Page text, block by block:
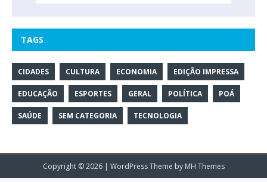
TAGS
CIDADES CULTURA ECONOMIA EDIÇÃO IMPRESSA
EDUCAÇÃO ESPORTES GERAL POLÍTICA POÁ
SAÚDE SEM CATEGORIA TECNOLOGIA
Copyright © 2026 | WordPress Theme by MH Themes